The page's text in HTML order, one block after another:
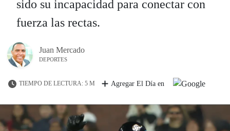
sido su incapacidad para conectar con
fuerza las rectas.
Juan Mercado
DEPORTES
TIEMPO DE LECTURA: 5 M Agregar El Día en